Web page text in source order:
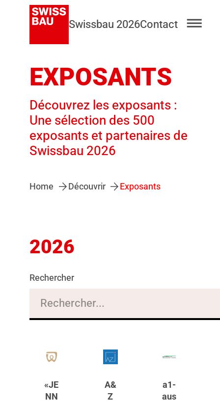
Swissbau 2026Contact
EXPOSANTS
Découvrez les exposants :
Une sélection des 500
exposants et partenaires de
Swissbau 2026
Home Découvrir Exposants
2026
Rechercher
«JE
NN
A&
Z
a1-
aus